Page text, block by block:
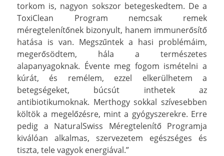
torkom is, nagyon sokszor betegeskedtem. De a
ToxiClean Program nemcsak remek
méregtelenítőnek bizonyult, hanem immunerősítő
hatása is van. Megszűntek a hasi problémáim,
megerősödtem, hála a természetes
alapanyagoknak. Évente meg fogom ismételni a
kúrát, és remélem, ezzel elkerülhetem a
betegségeket, búcsút inthetek az
antibiotikumoknak. Merthogy sokkal szívesebben
költök a megelőzésre, mint a gyógyszerekre. Erre
pedig a NaturalSwiss Méregtelenítő Programja
kiválóan alkalmas, szervezetem egészséges és
tiszta, tele vagyok energiával.”